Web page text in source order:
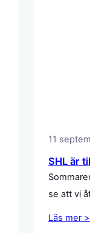
11
SHL är
se att vi
Läs mer